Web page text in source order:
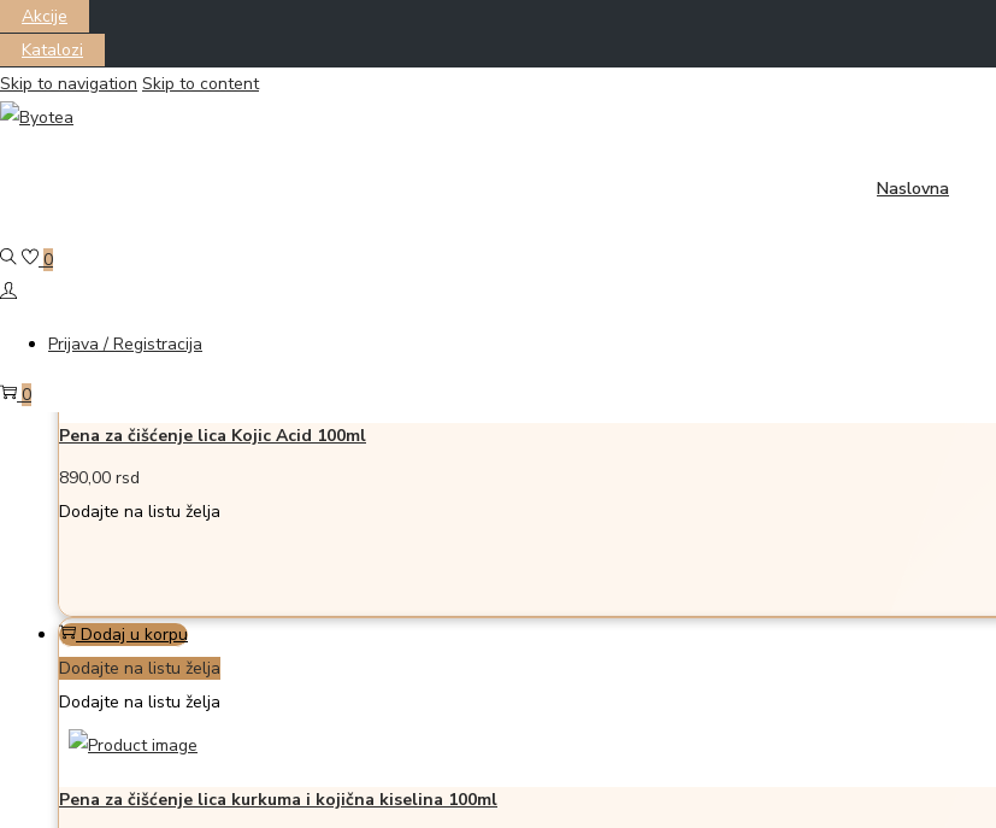
Akcije
Katalozi
Skip to navigation Skip to content
Naslovna
0
Prijava / Registracija
0
Filter
Dodajte na listu želja
Pena za čišćenje lica Kojic Acid 100ml
890,00 rsd
Dodajte na listu želja
Dodaj u korpu
Dodajte na listu želja
Dodajte na listu želja
Pena za čišćenje lica kurkuma i kojična kiselina 100ml